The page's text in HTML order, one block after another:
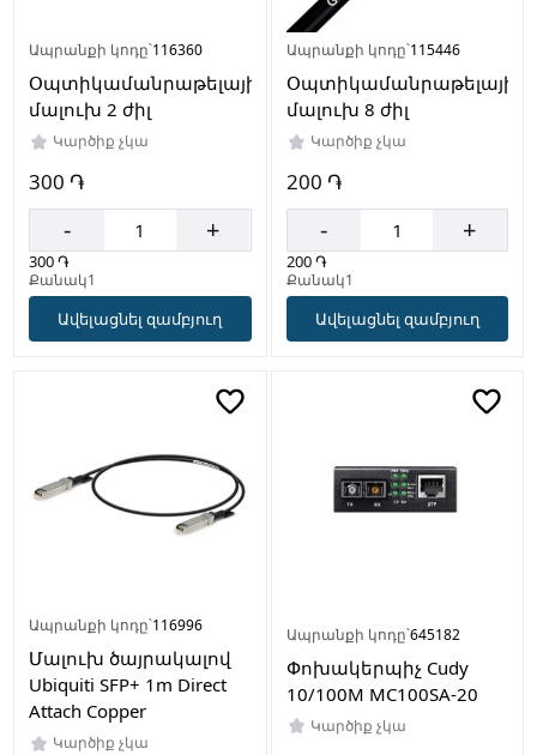
Ապրանքի կոդը՝116360
Օպտիկամանրաթելային
մալուխ 2 ժիլ
Կարծիք չկա
300 ֏
- +
300 ֏
Քանակ1
Ավելացնել զամբյուղ
Ապրանքի կոդը՝115446
Օպտիկամանրաթելային
մալուխ 8 ժիլ
Կարծիք չկա
200 ֏
- +
200 ֏
Քանակ1
Ավելացնել զամբյուղ
Ապրանքի կոդը՝116996
Մալուխ ծայրակալով
Ubiquiti SFP+ 1m Direct
Attach Copper
Կարծիք չկա
Ապրանքի կոդը՝645182
Փոխակերպիչ Cudy
10/100M MC100SA-20
Կարծիք չկա